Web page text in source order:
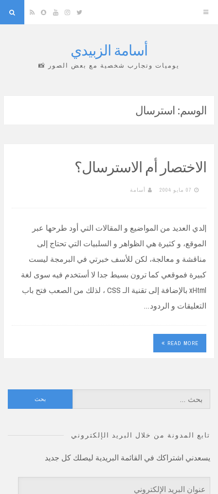
Twitter
Instagram
YouTube
Snapchat
RSS
أسامة الزبيدي
يوميات وتجارب شخصية مع بعض الصور 📸
الوسم: استرسال
الاختصار أم الاسترسال؟
07 مايو 2004 أسامة
|لدي العديد من المواضيع و المقالات التي أود طرحها عبر
الموقع، و كثيرة هي الظواهر و السلبيات التي تحتاج إلى
مناقشة و معالجة، لكن للأسف خبرتي في البرمجة ليست
كبيرة فموقعي كما ترون بسيط جدا لا أستخدم فيه سوى لغة
xHtml بالإضافة إلى تقنية الـ CSS ، لذلك من الصعب فتح باب
التعليقات و الردود…
READ MORE
عن:
تابع المدونة من خلال البريد الإلكتروني
يسعدني اشتراكك في القائمة البريدية ليصلك كل جديد
عنوان